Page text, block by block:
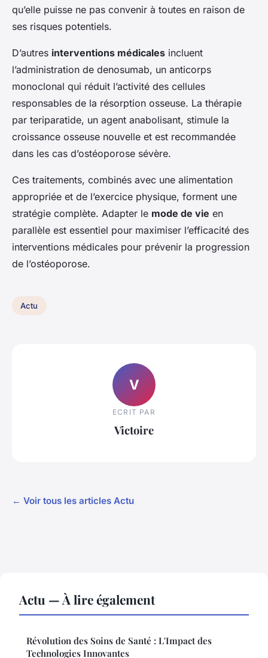
qu’elle puisse ne pas convenir à toutes en raison de
ses risques potentiels.
D’autres interventions médicales incluent
l’administration de denosumab, un anticorps
monoclonal qui réduit l’activité des cellules
responsables de la résorption osseuse. La thérapie
par teriparatide, un agent anabolisant, stimule la
croissance osseuse nouvelle et est recommandée
dans les cas d’ostéoporose sévère.
Ces traitements, combinés avec une alimentation
appropriée et de l’exercice physique, forment une
stratégie complète. Adapter le mode de vie en
parallèle est essentiel pour maximiser l’efficacité des
interventions médicales pour prévenir la progression
de l’ostéoporose.
Actu
V
ECRIT PAR
Victoire
← Voir tous les articles Actu
Actu — À lire également
Révolution des Soins de Santé : L'Impact des
Technologies Innovantes